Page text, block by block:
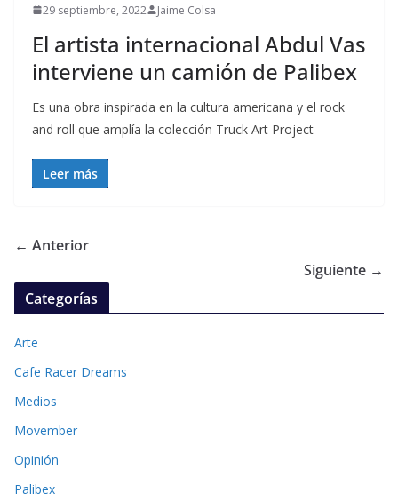
29 septiembre, 2022 Jaime Colsa
El artista internacional Abdul Vas
interviene un camión de Palibex
Es una obra inspirada en la cultura americana y el rock
and roll que amplía la colección Truck Art Project
Leer más
← Anterior
Siguiente →
Categorías
Arte
Cafe Racer Dreams
Medios
Movember
Opinión
Palibex